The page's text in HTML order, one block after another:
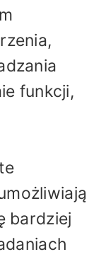
funkcji,
bardziej